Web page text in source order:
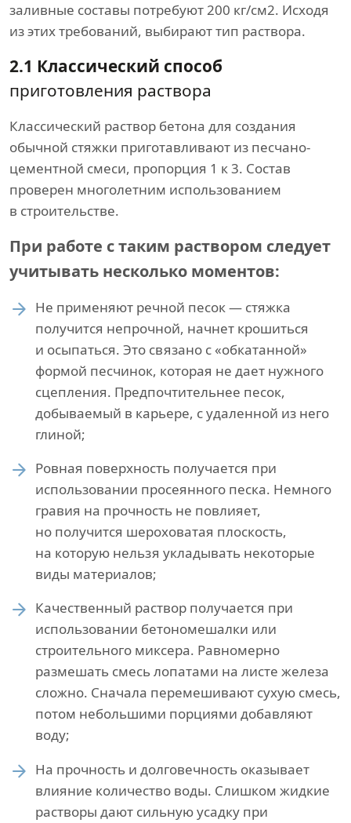
заливные составы потребуют 200 кг/см2. Исходя
из этих требований, выбирают тип раствора.
2.1 Классический способ
приготовления раствора
Классический раствор бетона для создания
обычной стяжки приготавливают из песчано-
цементной смеси, пропорция 1 к 3. Состав
проверен многолетним использованием
в строительстве.
При работе с таким раствором следует
учитывать несколько моментов:
Не применяют речной песок — стяжка
получится непрочной, начнет крошиться
и осыпаться. Это связано с «обкатанной»
формой песчинок, которая не дает нужного
сцепления. Предпочтительнее песок,
добываемый в карьере, с удаленной из него
глиной;
Ровная поверхность получается при
использовании просеянного песка. Немного
гравия на прочность не повлияет,
но получится шероховатая плоскость,
на которую нельзя укладывать некоторые
виды материалов;
Качественный раствор получается при
использовании бетономешалки или
строительного миксера. Равномерно
размешать смесь лопатами на листе железа
сложно. Сначала перемешивают сухую смесь,
потом небольшими порциями добавляют
воду;
На прочность и долговечность оказывает
влияние количество воды. Слишком жидкие
растворы дают сильную усадку при